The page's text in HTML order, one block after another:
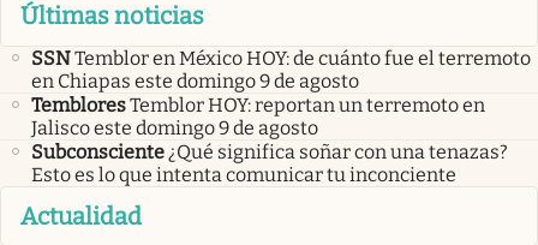
Últimas noticias
SSNTemblor en México HOY: de cuánto fue el terremoto
en Chiapas este domingo 9 de agosto
TembloresTemblor HOY: reportan un terremoto en
Jalisco este domingo 9 de agosto
Subconsciente ¿Qué significa soñar con una tenazas?
Esto es lo que intenta comunicar tu inconciente
Actualidad